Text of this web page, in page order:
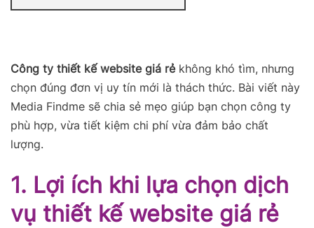
Công ty thiết kế website giá rẻ không khó tìm, nhưng
chọn đúng đơn vị uy tín mới là thách thức. Bài viết này
Media Findme sẽ chia sẻ mẹo giúp bạn chọn công ty
phù hợp, vừa tiết kiệm chi phí vừa đảm bảo chất
lượng.
1. Lợi ích khi lựa chọn dịch
vụ thiết kế website giá rẻ